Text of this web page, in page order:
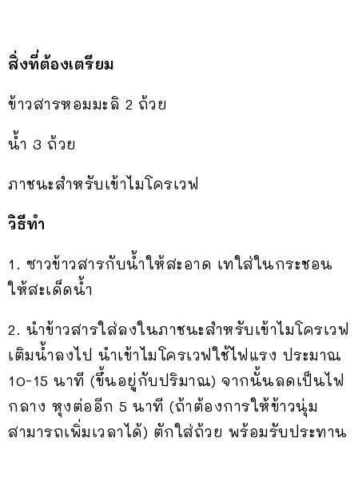
สิ่งที่ต้องเตรียม
ข้าวสารหอมมะลิ 2 ถ้วย
น้ำ 3 ถ้วย
ภาชนะสำหรับเข้าไมโครเวฟ
วิธีทำ
1. ซาวข้าวสารกับน้ำให้สะอาด เทใส่ในกระชอน
ให้สะเด็ดน้ำ
2. นำข้าวสารใส่ลงในภาชนะสำหรับเข้าไมโครเวฟ
เติมน้ำลงไป นำเข้าไมโครเวฟใช้ไฟแรง ประมาณ
10-15 นาที (ขึ้นอยู่กับปริมาณ) จากนั้นลดเป็นไฟ
กลาง หุงต่ออีก 5 นาที (ถ้าต้องการให้ข้าวนุ่ม
สามารถเพิ่มเวลาได้) ตักใส่ถ้วย พร้อมรับประทาน